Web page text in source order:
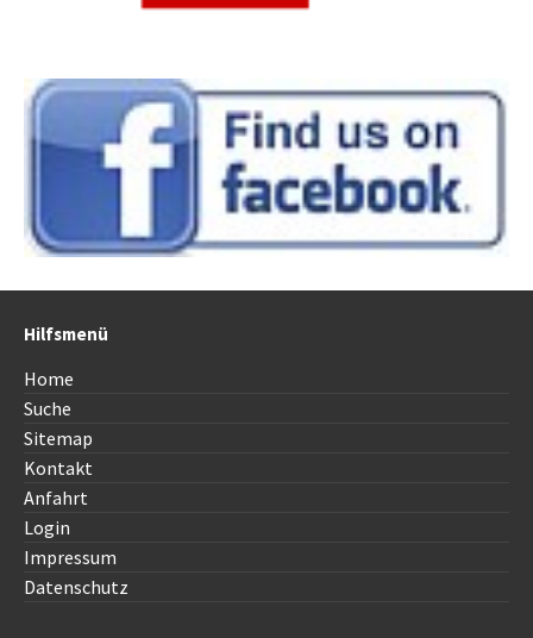
Hilfsmenü
Home
Suche
Sitemap
Kontakt
Anfahrt
Login
Impressum
Datenschutz